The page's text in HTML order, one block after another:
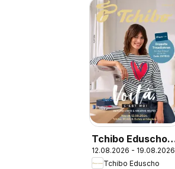
Tchibo Eduscho
Tchibo Magazin
12.08.2026 - 19.08.2026
Tchibo Eduscho